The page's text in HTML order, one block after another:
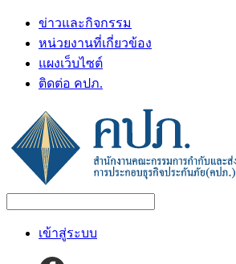
ข่าวและกิจกรรม
หน่วยงานที่เกี่ยวข้อง
แผงเว็บไซต์
ติดต่อ คปภ.
เข้าสู่ระบบ